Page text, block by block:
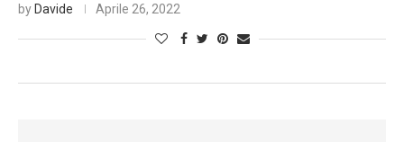
by Davide Aprile 26, 2022